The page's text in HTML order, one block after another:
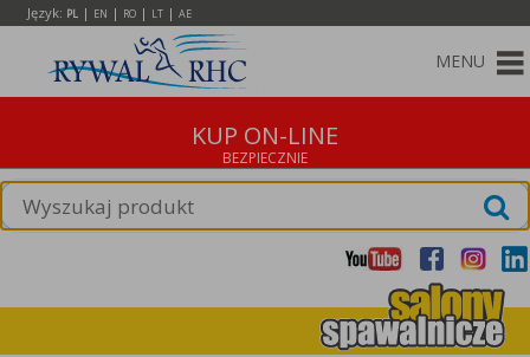
Język: PL | EN | RO | LT | AE
MENU
KUP ON-LINE